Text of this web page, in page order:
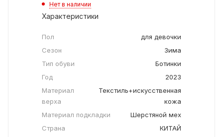
Нет в наличии
Характеристики
Пол
для девочки
Сезон
Зима
Тип обуви
Ботинки
Год
2023
Материал
верха
Текстиль+искусственная
кожа
Материал подкладки
Шерстяной мех
Страна
КИТАЙ